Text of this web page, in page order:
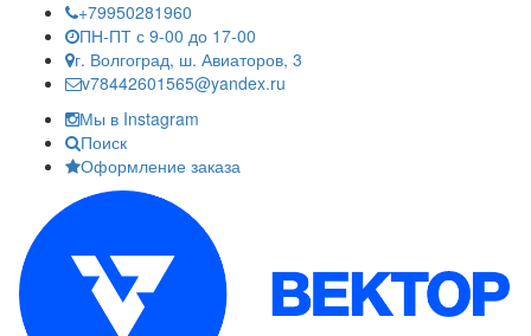
+79950281960
ПН-ПТ с 9-00 до 17-00
г. Волгоград, ш. Авиаторов, 3
v78442601565@yandex.ru
Мы в Instagram
Поиск
Оформление заказа